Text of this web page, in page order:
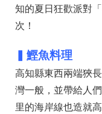
知的夏日狂歡派對
次！
鰹魚料理
高知縣東西兩端狹
灣一般，並帶給人
里的海岸線也造就